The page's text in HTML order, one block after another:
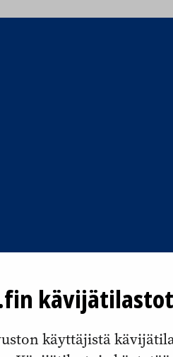
kävijätilastot
käyttäjistä